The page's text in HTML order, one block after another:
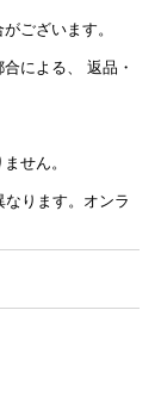
ございます。
による、 返品・
せん。
ります。オンラ